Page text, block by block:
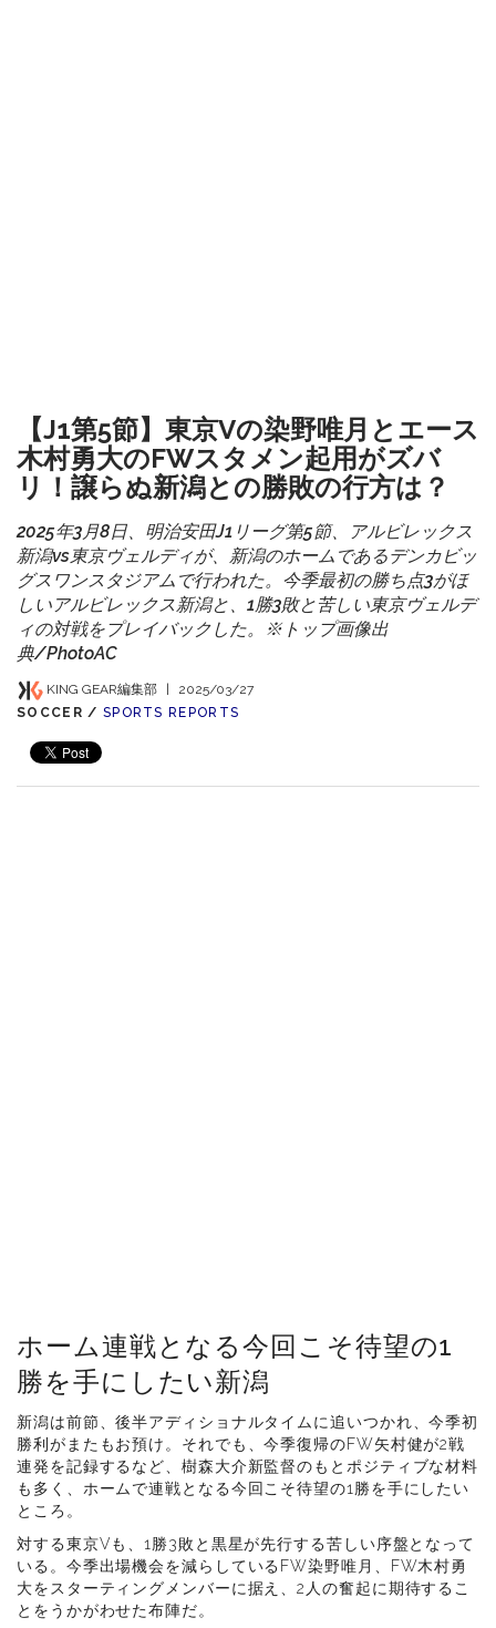
【J1第5節】東京Vの染野唯月とエース
木村勇大のFWスタメン起用がズバ
リ！譲らぬ新潟との勝敗の行方は？
2025年3月8日、明治安田J1リーグ第5節、アルビレックス
新潟vs東京ヴェルディが、新潟のホームであるデンカビッ
グスワンスタジアムで行われた。今季最初の勝ち点3がほ
しいアルビレックス新潟と、1勝3敗と苦しい東京ヴェルデ
ィの対戦をプレイバックした。※トップ画像出
典/PhotoAC
KING GEAR編集部
2025/03/27
SOCCER / SPORTS REPORTS
ホーム連戦となる今回こそ待望の1
勝を手にしたい新潟
新潟は前節、後半アディショナルタイムに追いつかれ、今季初
勝利がまたもお預け。それでも、今季復帰のFW矢村健が2戦
連発を記録するなど、樹森大介新監督のもとポジティブな材料
も多く、ホームで連戦となる今回こそ待望の1勝を手にしたい
ところ。
対する東京Vも、1勝3敗と黒星が先行する苦しい序盤となって
いる。今季出場機会を減らしているFW染野唯月、FW木村勇
大をスターティングメンバーに据え、2人の奮起に期待するこ
とをうかがわせた布陣だ。